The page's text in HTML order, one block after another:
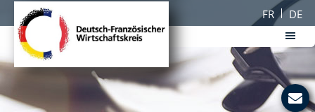
contenu
principal
pied
page
FR DE
DFWK
Deutsch-
Wirtschaftskreis